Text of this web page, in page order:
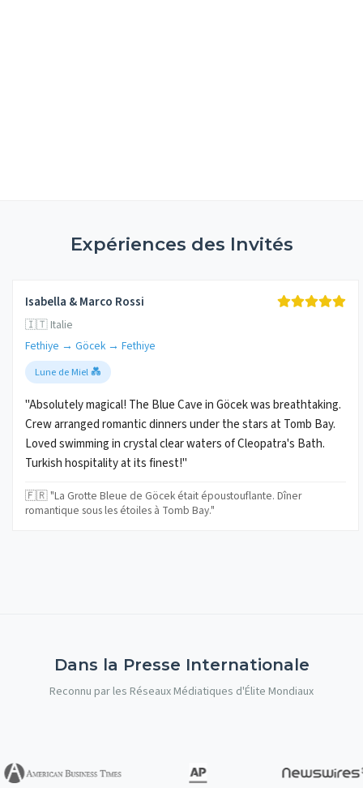
Expériences des Invités
Isabella & Marco Rossi
🇮🇹 Italie
Fethiye → Göcek → Fethiye
Lune de Miel 💑
"Absolutely magical! The Blue Cave in Göcek was breathtaking.
Crew arranged romantic dinners under the stars at Tomb Bay.
Loved swimming in crystal clear waters of Cleopatra's Bath.
Turkish hospitality at its finest!"
🇫🇷 "La Grotte Bleue de Göcek était époustouflante. Dîner
romantique sous les étoiles à Tomb Bay."
Dans la Presse Internationale
Reconnu par les Réseaux Médiatiques d'Élite Mondiaux